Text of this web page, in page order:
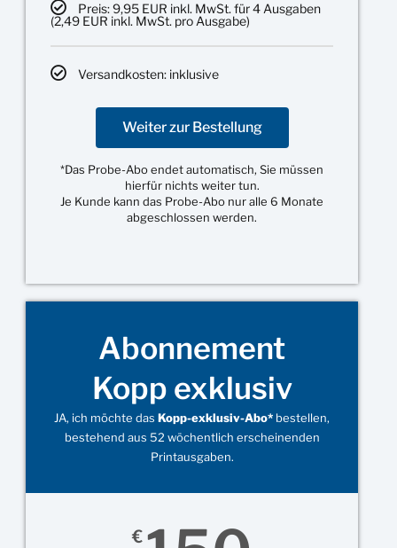
Preis: 9,95 EUR inkl. MwSt. für 4 Ausgaben
(2,49 EUR inkl. MwSt. pro Ausgabe)
Versandkosten: inklusive
Weiter zur Bestellung
*Das Probe-Abo endet automatisch, Sie müssen
hierfür nichts weiter tun.
Je Kunde kann das Probe-Abo nur alle 6 Monate
abgeschlossen werden.
Abonnement
Kopp exklusiv
JA, ich möchte dasKopp-exklusiv-Abo* bestellen,
bestehend aus 52 wöchentlich erscheinenden
Printausgaben.
€